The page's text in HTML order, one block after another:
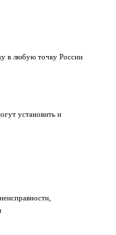
в любую точку России
установить и